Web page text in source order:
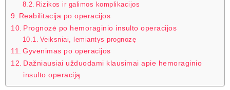
Rizikos ir galimos komplikacijos
Reabilitacija po operacijos
Prognozė po hemoraginio insulto operacijos
Veiksniai, lemiantys prognozę
Gyvenimas po operacijos
Dažniausiai užduodami klausimai apie hemoraginio
insulto operaciją